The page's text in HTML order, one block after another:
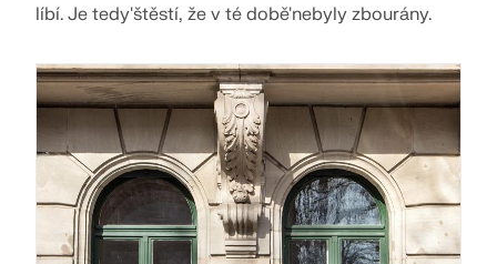
líbí. Je tedy'štěstí, že v té době'nebyly zbourány.